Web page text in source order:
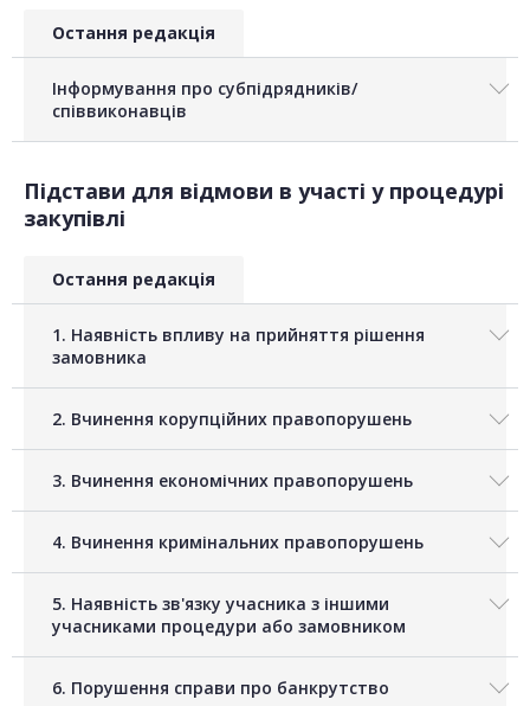
Остання редакція
Інформування про субпідрядників/
співвиконавців
Підстави для відмови в участі у процедурі
закупівлі
Остання редакція
1. Наявність впливу на прийняття рішення
замовника
2. Вчинення корупційних правопорушень
3. Вчинення економічних правопорушень
4. Вчинення кримінальних правопорушень
5. Наявність зв'язку учасника з іншими
учасниками процедури або замовником
6. Порушення справи про банкрутство